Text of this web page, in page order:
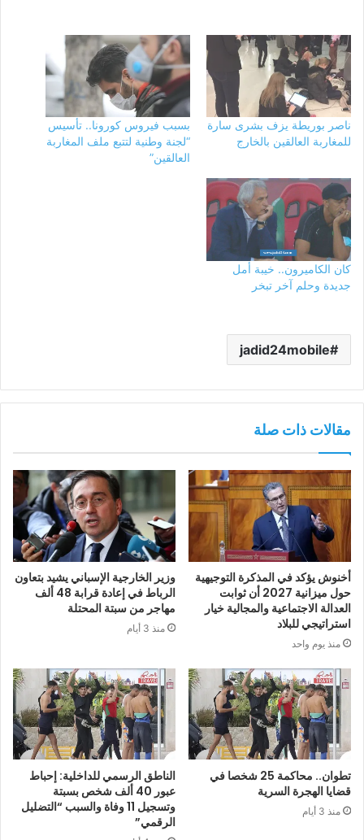
ناصر بوريطة يزف بشرى سارة
للمغاربة العالقين بالخارج
بسبب فيروس كورونا.. تأسيس
“لجنة وطنية لتتبع ملف المغاربة
العالقين”
كان الكاميرون.. خيبة أمل
جديدة وحلم آخر تبخر
jadid24mobile
مقالات ذات صلة
أخنوش يؤكد في المذكرة التوجيهية
حول ميزانية 2027 أن ثوابت
العدالة الاجتماعية والمجالية خيار
استراتيجي للبلاد
منذ يوم واحد
وزير الخارجية الإسباني يشيد بتعاون
الرباط في إعادة قرابة 48 ألف
مهاجر من سبتة المحتلة
منذ 3 أيام
تطوان.. محاكمة 25 شخصا في
قضايا الهجرة السرية
منذ 3 أيام
الناطق الرسمي للداخلية: إحباط
عبور 40 ألف شخص بسبتة
وتسجيل 11 وفاة والسبب “التضليل
الرقمي”